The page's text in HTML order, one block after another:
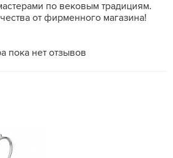
по вековым традициям.
от фирменного магазина!
пока нет отзывов